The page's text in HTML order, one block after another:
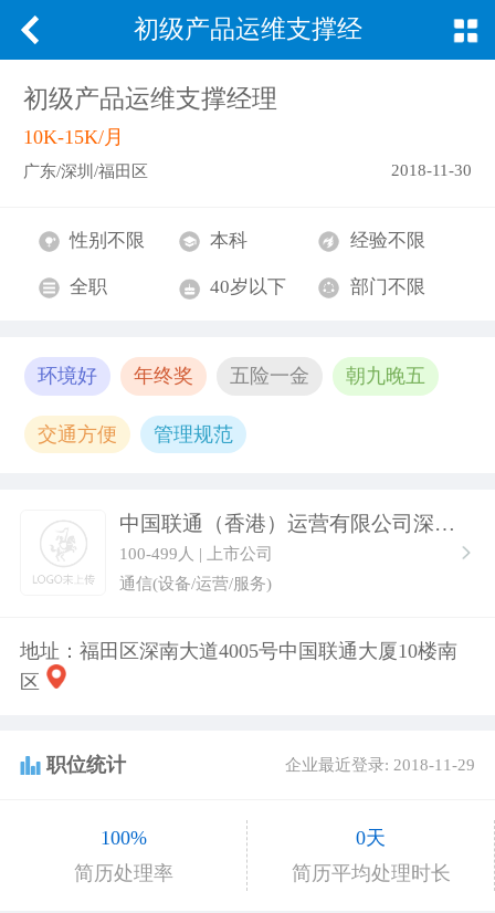
初级产品运维支撑经
理
初级产品运维支撑经理
10K-15K/月
广东/深圳/福田区 2018-11-30
性别不限 本科 经验不限
全职 40岁以下 部门不限
环境好 年终奖 五险一金 朝九晚五
交通方便 管理规范
中国联通（香港）运营有限公司深圳代表处
100-499人 | 上市公司
通信(设备/运营/服务)
地址：福田区深南大道4005号中国联通大厦10楼南
区
职位统计 企业最近登录: 2018-11-29
100%
简历处理率
0天
简历平均处理时长